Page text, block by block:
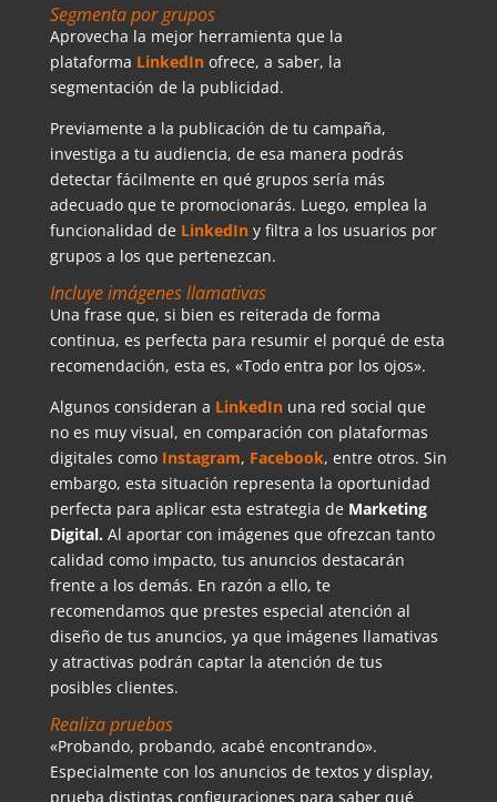
Segmenta por grupos
Aprovecha la mejor herramienta que la
plataforma LinkedInofrece, a saber, la
segmentación de la publicidad.
Previamente a la publicación de tu campaña,
investiga a tu audiencia, de esa manera podrás
detectar fácilmente en qué grupos sería más
adecuado que te promocionarás. Luego, emplea la
funcionalidad de LinkedIny filtra a los usuarios por
grupos a los que pertenezcan.
Incluye imágenes llamativas
Una frase que, si bien es reiterada de forma
continua, es perfecta para resumir el porqué de esta
recomendación, esta es, «Todo entra por los ojos».
Algunos consideran a LinkedInuna red social que
no es muy visual, en comparación con plataformas
digitales como Instagram, Facebook, entre otros. Sin
embargo, esta situación representa la oportunidad
perfecta para aplicar esta estrategia de Marketing
Digital. Al aportar con imágenes que ofrezcan tanto
calidad como impacto, tus anuncios destacarán
frente a los demás. En razón a ello, te
recomendamos que prestes especial atención al
diseño de tus anuncios, ya que imágenes llamativas
y atractivas podrán captar la atención de tus
posibles clientes.
Realiza pruebas
«Probando, probando, acabé encontrando».
Especialmente con los anuncios de textos y display,
prueba distintas configuraciones para saber qué